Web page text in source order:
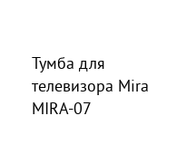
Тумба для
телевизора Mira
MIRA-07